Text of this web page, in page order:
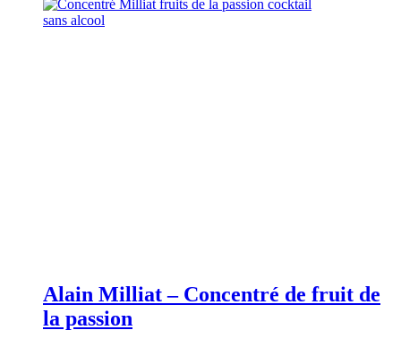
Alain Milliat – Concentré de fruit de
la passion